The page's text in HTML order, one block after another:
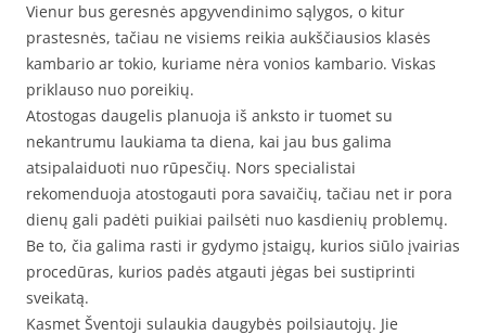
Vienur bus geresnės apgyvendinimo sąlygos, o kitur
prastesnės, tačiau ne visiems reikia aukščiausios klasės
kambario ar tokio, kuriame nėra vonios kambario. Viskas
priklauso nuo poreikių.
Atostogas daugelis planuoja iš anksto ir tuomet su
nekantrumu laukiama ta diena, kai jau bus galima
atsipalaiduoti nuo rūpesčių. Nors specialistai
rekomenduoja atostogauti pora savaičių, tačiau net ir pora
dienų gali padėti puikiai pailsėti nuo kasdienių problemų.
Be to, čia galima rasti ir gydymo įstaigų, kurios siūlo įvairias
procedūras, kurios padės atgauti jėgas bei sustiprinti
sveikatą.
Kasmet Šventoji sulaukia daugybės poilsiautojų. Jie